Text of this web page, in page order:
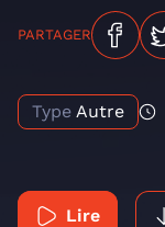
PARTAGER
Type Autre
Lire